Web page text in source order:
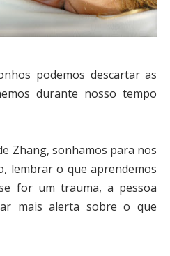
podemos descartar as
durante nosso tempo
Zhang, sonhamos para nos
lembrar o que aprendemos
for um trauma, a pessoa
mais alerta sobre o que